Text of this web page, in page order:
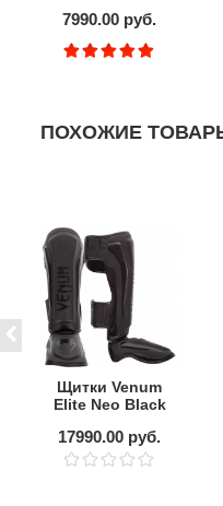
7990.00 руб.
ПОХОЖИЕ
Щитки Venum
Elite Neo Black
17990.00 руб.